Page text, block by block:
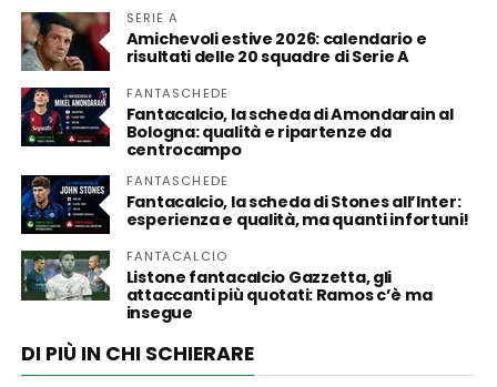
SERIE A
Amichevoli estive 2026: calendario e
risultati delle 20 squadre di Serie A
FANTASCHEDE
Fantacalcio, la scheda di Amondarain al
Bologna: qualità e ripartenze da
centrocampo
FANTASCHEDE
Fantacalcio, la scheda di Stones all’Inter:
esperienza e qualità, ma quanti infortuni!
FANTACALCIO
Listone fantacalcio Gazzetta, gli
attaccanti più quotati: Ramos c’è ma
insegue
DI PIÙ IN CHI SCHIERARE